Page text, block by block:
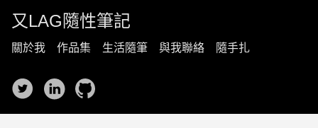
又LAG隨性筆記
關於我 作品集 生活隨筆 與我聯絡 隨手扎